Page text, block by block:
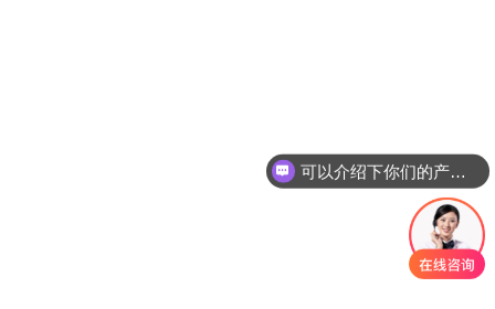
你们是怎么收费的呢